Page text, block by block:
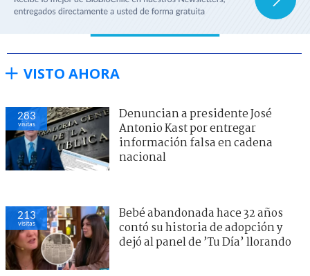
VISTO AHORA
283
visitas
Denuncian a presidente José
Antonio Kast por entregar
información falsa en cadena
nacional
213
visitas
Bebé abandonada hace 32 años
contó su historia de adopción y
dejó al panel de ’Tu Día’ llorando